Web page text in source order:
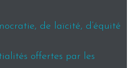
de laïcité, d’équité
offertes par les